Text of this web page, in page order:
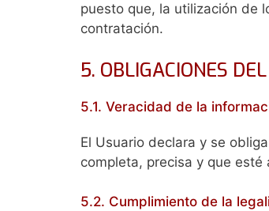
puesto que, la utilización de
contratación.
5. OBLIGACIONES
5.1. Veracidad de la
El Usuario declara y se
completa, precisa y que
5.2. Cumplimiento de la